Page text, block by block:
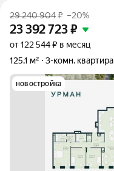
29 240 904₽ –20%
23 392 723₽
от 122 544 ₽ в месяц
125,1 м²
3-комн. квартира
новостройка